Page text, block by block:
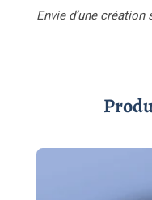
Envie d’une